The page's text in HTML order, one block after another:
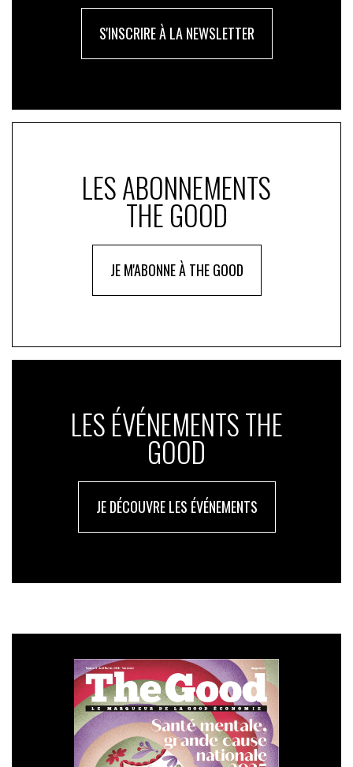
S'INSCRIRE À LA NEWSLETTER
LES ABONNEMENTS
THE GOOD
JE M'ABONNE À THE GOOD
LES ÉVÉNEMENTS THE
GOOD
JE DÉCOUVRE LES ÉVÉNEMENTS